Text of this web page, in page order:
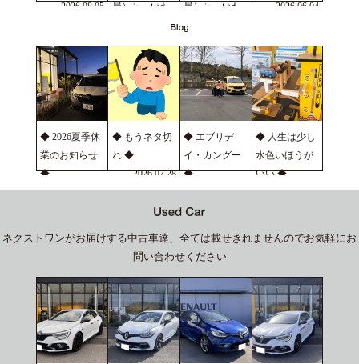
2026.08.05
局）㏌ いた
2026.07.22
局）㏌ いた
の ★
2026.06.24
2026.06.04
◆ 2026夏季休
業のお知らせ
◆
2026.08.05
◆ もうネタ切
れ ◆
2026.07.28
◆ エブリデ
イ・カングー
◆
2026.07.22
◆ 人生は少し
水色いほうが
いい ◆
2026.07.16
ネクストワンがお届けする中古車達、全ては載せきれませんのでお気軽にお
問い合わせください